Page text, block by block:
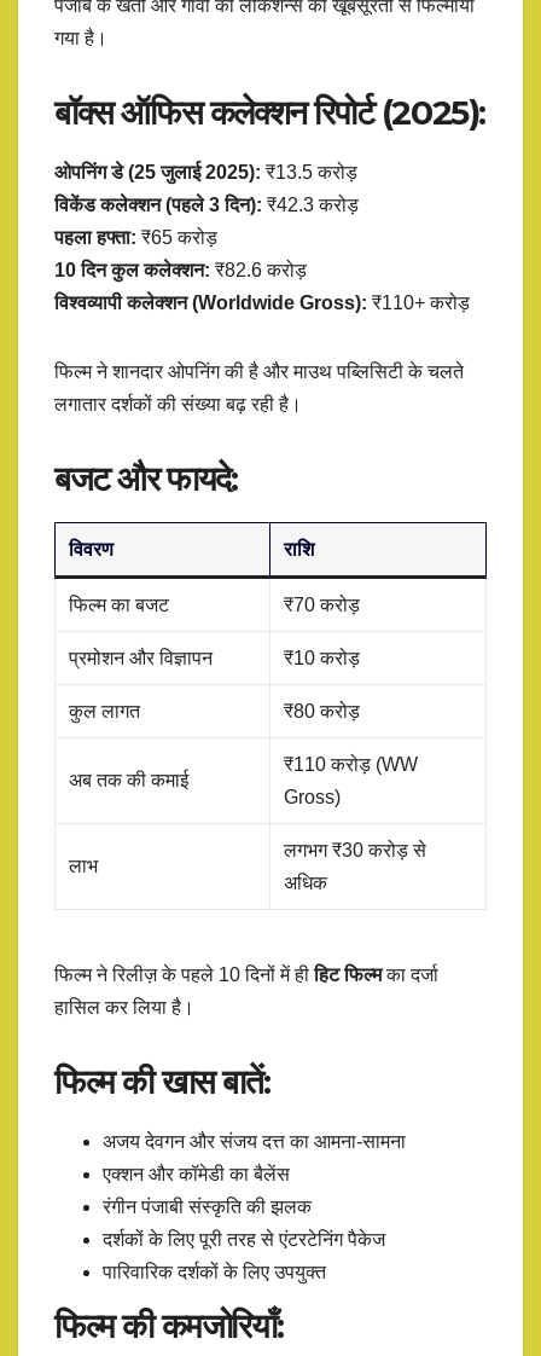
पंजाब के खेतों और गांवों की लोकेशन्स को खूबसूरती से फिल्माया
गया है।
बॉक्स ऑफिस कलेक्शन रिपोर्ट (2025):
ओपनिंग डे (25 जुलाई 2025): ₹13.5 करोड़
विकेंड कलेक्शन (पहले 3 दिन): ₹42.3 करोड़
पहला हफ्ता: ₹65 करोड़
10 दिन कुल कलेक्शन: ₹82.6 करोड़
विश्वव्यापी कलेक्शन (Worldwide Gross): ₹110+ करोड़
फिल्म ने शानदार ओपनिंग की है और माउथ पब्लिसिटी के चलते
लगातार दर्शकों की संख्या बढ़ रही है।
बजट और फायदे:
विवरण राशि
फिल्म का बजट ₹70 करोड़
प्रमोशन और विज्ञापन ₹10 करोड़
कुल लागत ₹80 करोड़
अब तक की कमाई
₹110 करोड़ (WW
Gross)
लाभ
लगभग ₹30 करोड़ से
अधिक
फिल्म ने रिलीज़ के पहले 10 दिनों में हीहिट फिल्मका दर्जा
हासिल कर लिया है।
फिल्म की खास बातें:
अजय देवगन और संजय दत्त का आमना-सामना
एक्शन और कॉमेडी का बैलेंस
रंगीन पंजाबी संस्कृति की झलक
दर्शकों के लिए पूरी तरह से एंटरटेनिंग पैकेज
पारिवारिक दर्शकों के लिए उपयुक्त
फिल्म की कमजोरियाँ: